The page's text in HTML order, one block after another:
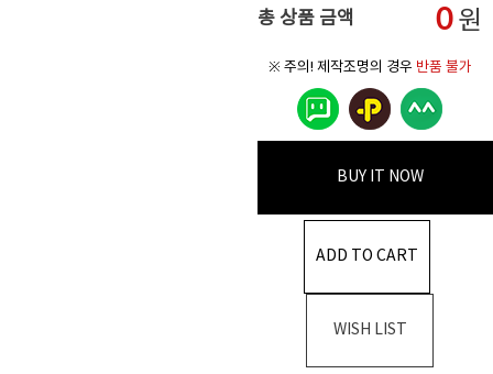
총 상품 금액 0원
※ 주의! 제작조명의 경우 반품 불가
BUY IT NOW
ADD TO CART
WISH LIST